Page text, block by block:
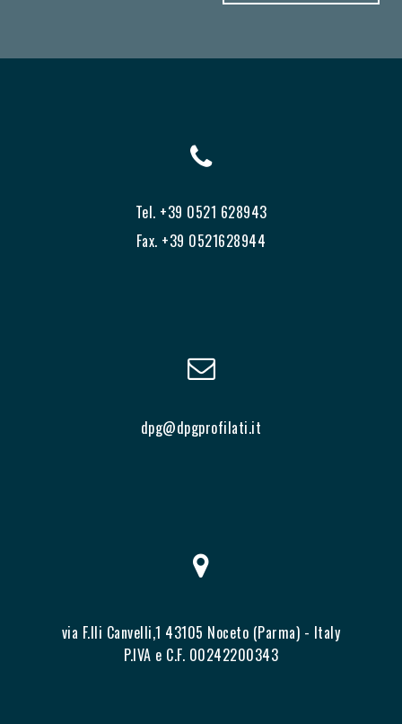
Tel. +39 0521 628943
Fax. +39 0521628944
dpg@dpgprofilati.it
via F.lli Canvelli,1 43105 Noceto (Parma) - Italy
P.IVA e C.F. 00242200343